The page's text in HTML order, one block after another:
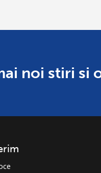
noi stiri si